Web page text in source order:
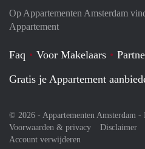
Op Appartementen Amsterdam
Appartement
Faq Voor Makelaars
Gratis je Appartement
© 2026 - Appartementen Amsterdam
Voorwaarden & privacy
Disclaimer
Account verwijderen